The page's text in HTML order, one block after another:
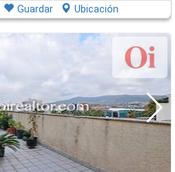
Guardar Ubicación